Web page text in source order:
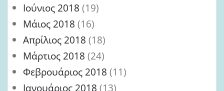
Ιούνιος 2018 (19)
Μάιος 2018 (16)
Απρίλιος 2018 (18)
Μάρτιος 2018 (24)
Φεβρουάριος 2018 (11)
Ιανουάριος 2018 (13)